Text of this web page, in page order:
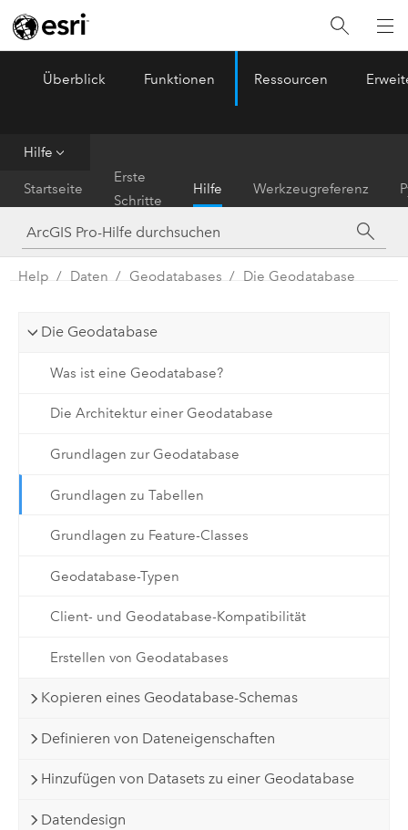
ArcGIS Pro
Überblick Funktionen Ressourcen
Hilfe
Startseite
Erste
Schritte
Hilfe Werkzeugreferenz
Help Daten Geodatabases Die Geodatabase
Die Geodatabase
Was ist eine Geodatabase?
Die Architektur einer Geodatabase
Grundlagen zur Geodatabase
Grundlagen zu Tabellen
Grundlagen zu Feature-Classes
Geodatabase-Typen
Client- und Geodatabase-Kompatibilität
Erstellen von Geodatabases
Kopieren eines Geodatabase-Schemas
Definieren von Dateneigenschaften
Hinzufügen von Datasets zu einer Geodatabase
Datendesign